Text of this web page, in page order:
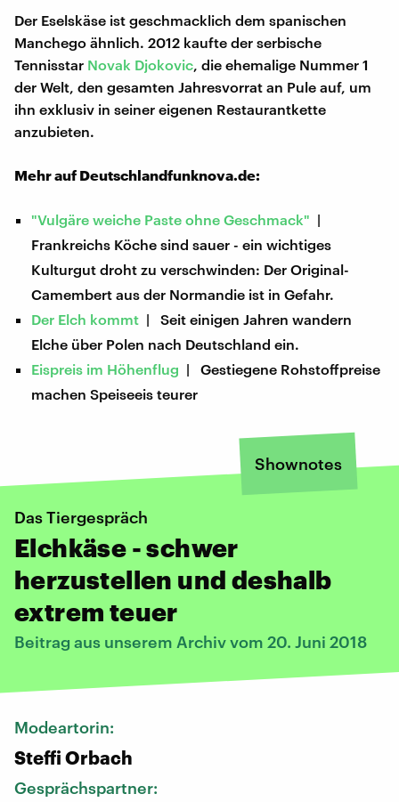
Der Eselskäse ist geschmacklich dem spanischen
Manchego ähnlich. 2012 kaufte der serbische
Tennisstar Novak Djokovic , die ehemalige Nummer 1
der Welt, den gesamten Jahresvorrat an Pule auf, um
ihn exklusiv in seiner eigenen Restaurantkette
anzubieten.
Mehr auf Deutschlandfunknova.de:
"Vulgäre weiche Paste ohne Geschmack" |
Frankreichs Köche sind sauer - ein wichtiges
Kulturgut droht zu verschwinden: Der Original-
Camembert aus der Normandie ist in Gefahr.
Der Elch kommt | Seit einigen Jahren wandern
Elche über Polen nach Deutschland ein.
Eispreis im Höhenflug | Gestiegene Rohstoffpreise
machen Speiseeis teurer
Shownotes
Das Tiergespräch
Elchkäse - schwer
herzustellen und deshalb
extrem teuer
Beitrag aus unserem Archiv vom 20. Juni 2018
Modeartorin:
Steffi Orbach
Gesprächspartner: